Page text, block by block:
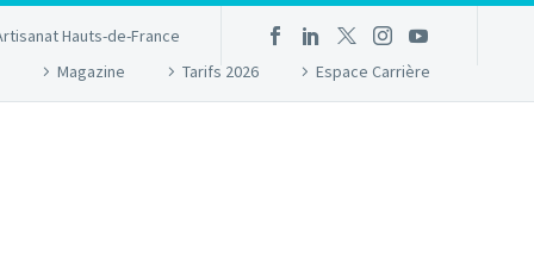
Hauts-de-France
Magazine
Tarifs 2026 Espace Carrière